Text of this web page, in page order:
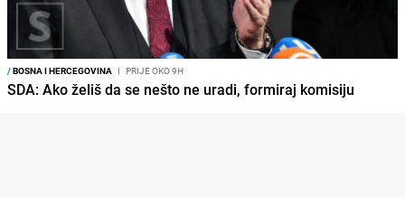
/BOSNA I HERCEGOVINA I PRIJE OKO 9H
SDA: Ako želiš da se nešto ne uradi, formiraj komisiju